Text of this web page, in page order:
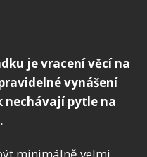
je vracení věcí na
vynášení
nechávají pytle na